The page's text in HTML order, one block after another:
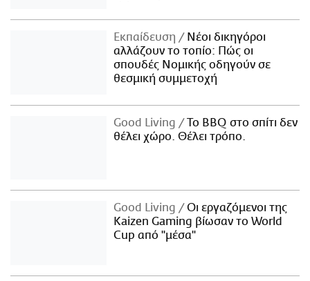
Εκπαίδευση
Νέοι δικηγόροι
αλλάζουν το τοπίο: Πώς οι
σπουδές Νομικής οδηγούν σε
θεσμική συμμετοχή
Good Living
Το BBQ στο σπίτι δεν
θέλει χώρο. Θέλει τρόπο.
Good Living
Οι εργαζόμενοι της
Kaizen Gaming βίωσαν το World
Cup από "μέσα"